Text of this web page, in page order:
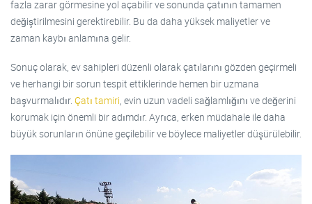
fazla zarar görmesine yol açabilir ve sonunda çatının tamamen
değiştirilmesini gerektirebilir. Bu da daha yüksek maliyetler ve
zaman kaybı anlamına gelir.
Sonuç olarak, ev sahipleri düzenli olarak çatılarını gözden geçirmeli
ve herhangi bir sorun tespit ettiklerinde hemen bir uzmana
başvurmalıdır. Çatı tamiri , evin uzun vadeli sağlamlığını ve değerini
korumak için önemli bir adımdır. Ayrıca, erken müdahale ile daha
büyük sorunların önüne geçilebilir ve böylece maliyetler düşürülebilir.